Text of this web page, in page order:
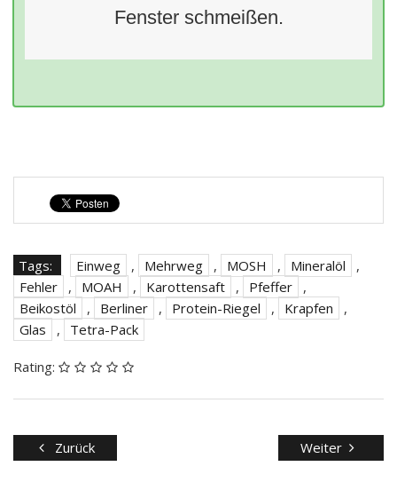
Fenster schmeißen.
Tags: Einweg , Mehrweg , MOSH , Mineralöl
,
Fehler
, MOAH , Karottensaft , Pfeffer
,
Beikostöl
, Berliner , Protein-Riegel , Krapfen
,
Glas
, Tetra-Pack
Rating:
Zurück Weiter